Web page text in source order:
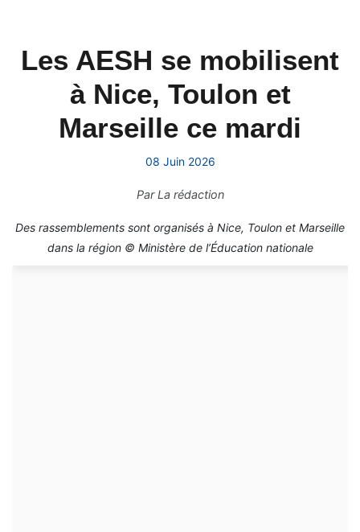
Les AESH se mobilisent
à Nice, Toulon et
Marseille ce mardi
08 Juin 2026
ParLa rédaction
Des rassemblements sont organisés à Nice, Toulon et Marseille
dans la région © Ministère de l’Éducation nationale